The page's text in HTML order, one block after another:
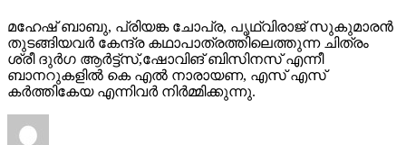
മഹേഷ് ബാബു, പ്രിയങ്ക ചോപ്ര, പൃഥ്വിരാജ് സുകുമാരൻ
തുടങ്ങിയവർ കേന്ദ്ര കഥാപാത്രത്തിലെത്തുന്ന ചിത്രം
ശ്രീ ദുർഗ ആർട്ട്സ്,ഷോവിങ് ബിസിനസ് എന്നീ
ബാനറുകളിൽ കെ എൽ നാരായണ, എസ് എസ്
കർത്തികേയ എന്നിവർ നിർമ്മിക്കുന്നു.